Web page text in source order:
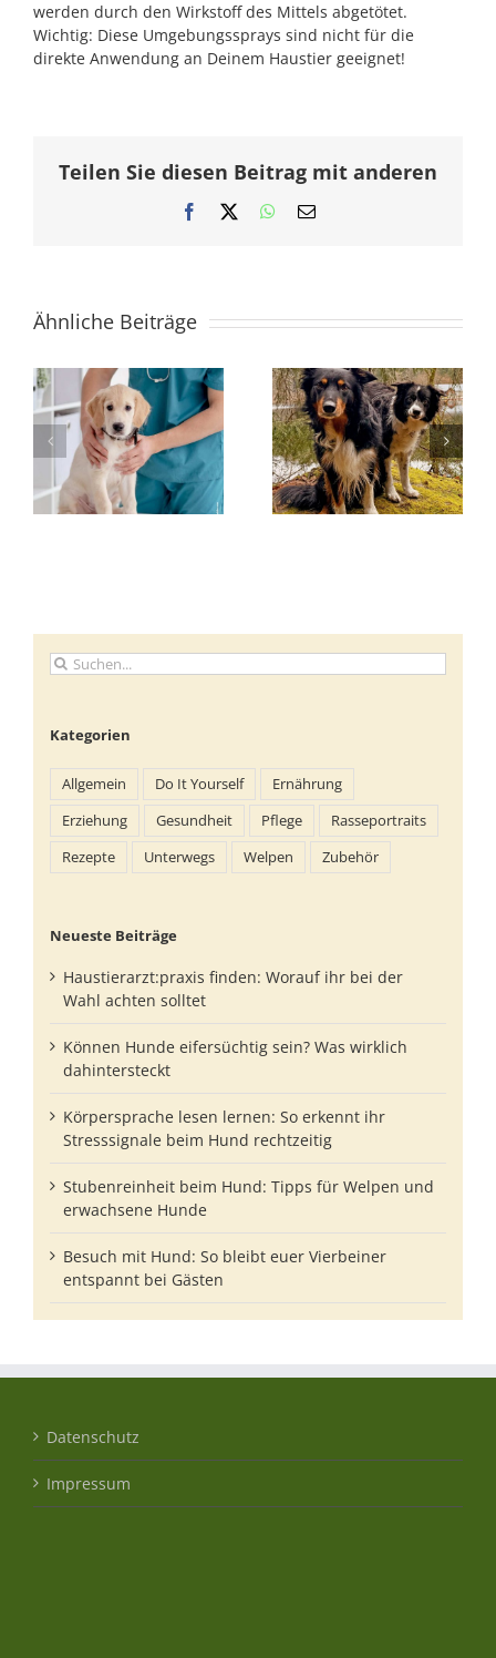
werden durch den Wirkstoff des Mittels abgetötet.
Wichtig: Diese Umgebungssprays sind nicht für die
direkte Anwendung an Deinem Haustier geeignet!
Teilen Sie diesen Beitrag mit anderen
Facebook WhatsApp
E-
Ähnliche Beiträge
Suche
Kategorien
Allgemein Do It Yourself
Ernährung
Erziehung
Gesundheit Pflege
Rasseportraits
Rezepte
Unterwegs Welpen Zubehör
Neueste Beiträge
Haustierarzt:praxis finden: Worauf ihr bei der
Wahl achten solltet
Können Hunde eifersüchtig sein? Was wirklich
dahintersteckt
Körpersprache lesen lernen: So erkennt ihr
Stresssignale beim Hund rechtzeitig
Stubenreinheit beim Hund: Tipps für Welpen und
erwachsene Hunde
Besuch mit Hund: So bleibt euer Vierbeiner
entspannt bei Gästen
Datenschutz
Impressum